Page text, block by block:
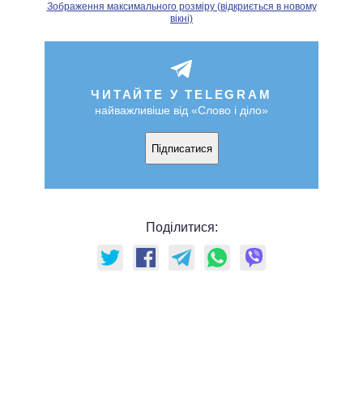
Зображення максимального розміру (відкриється в новому
вікні)
ЧИТАЙТЕ У TELEGRAM
найважливіше від «Слово і діло»
Підписатися
Поділитися: